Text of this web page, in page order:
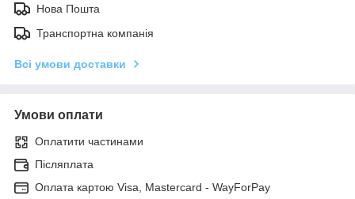
Нова Пошта
Транспортна компанія
Всі умови доставки
Умови оплати
Оплатити частинами
Післяплата
Оплата картою Visa, Mastercard - WayForPay